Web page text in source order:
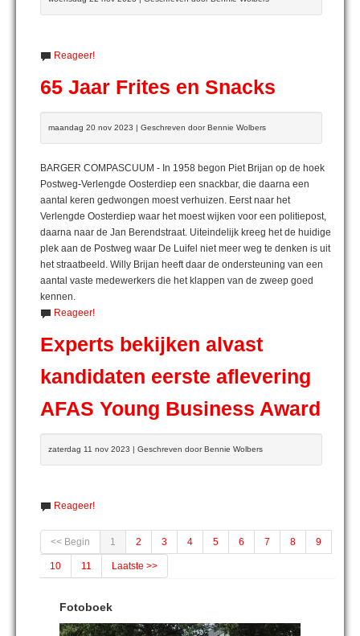
Reageer!
65 Jaar Frites en Snacks
maandag 20 nov 2023 | Geschreven door Bennie Wolbers
BARGER COMPASCUUM - In 1958 begon Piet Brijan op de hoek
Postweg-Verlengde Oosterdiep een snackbar, die daarna een
aantal keren gedwongen moest verhuizen. Eerst naar het
Verlengde Oosterdiep waar het moest wijken voor een politiepost,
daarna naar de Jan Berendstraat. Uiteindelijk kreeg het de huidige
plek aan de Postweg waar De Luifel niet meer weg te denken is uit
het straatbeeld. Willy Brijan heeft daar de ondersteuning van een
aantal vaste medewerkers die het klappen van de zweep goed
kennen.
Reageer!
Experts bekijken alvast
kandidaten eerste aflevering
AFAS Young Business Award
zaterdag 11 nov 2023 | Geschreven door Bennie Wolbers
Reageer!
<< Begin 1 2 3 4 5 6 7 8 9
10 11 Laatste >>
Fotoboek